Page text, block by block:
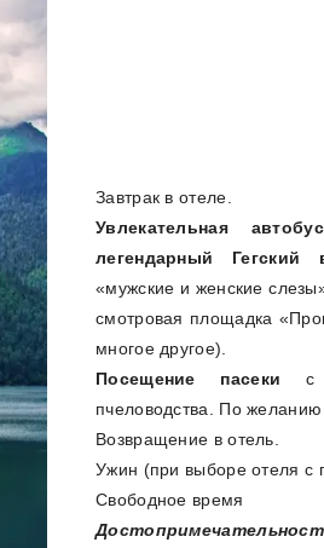
Завтрак в отеле.
Увлекательная
легендарный Гегский
«мужские и женские
смотровая площадка
многое другое).
Посещение пасеки с
пчеловодства. По
Возвращение в отель.
Ужин (при выборе отеля с
Свободное время